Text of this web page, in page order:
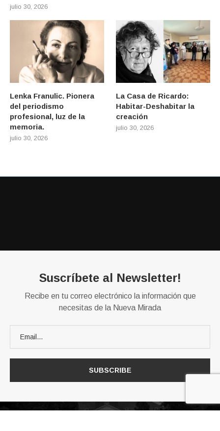
julio 30, 2026
Lenka Franulic. Pionera
del periodismo
profesional, luz de la
memoria.
julio 30, 2026
La Casa de Ricardo:
Habitar-Deshabitar la
creación
julio 30, 2026
Suscríbete al Newsletter!
Recibe en tu correo electrónico la información que
necesitas de la Nueva Mirada